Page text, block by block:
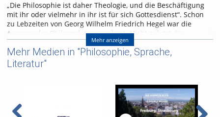
„Die Philosophie ist daher Theologie, und die Beschäftigung
mit ihr oder vielmehr in ihr ist für sich Gottesdienst“. Schon
zu Lebzeiten von Georg Wilhelm Friedrich Hegel war die
Aussage des Philosophen provokant. Nicht zuletzt die
Entwicklungen der Aufklärung, die Französische Revolution
und ihr Scheitern, die voranschreitende Industrialisierung
und neue Erkenntnisse in Wissenschaft und Technik ließen
Krisen unsere Welt, der gesellschaftliche Zusammenhalt
scheint über ihnen zu zerbrechen. Die neuzeitliche
Metaphysik könnte Orientierung bieten und in der aktuellen
Mehr anzeigen
Mehr Medien in "Philosophie, Sprache,
Literatur"